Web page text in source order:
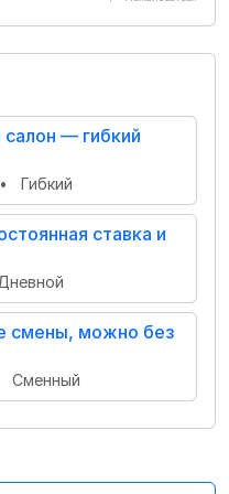
— гибкий
• Гибкий
ставка и
смены, можно без
Сменный